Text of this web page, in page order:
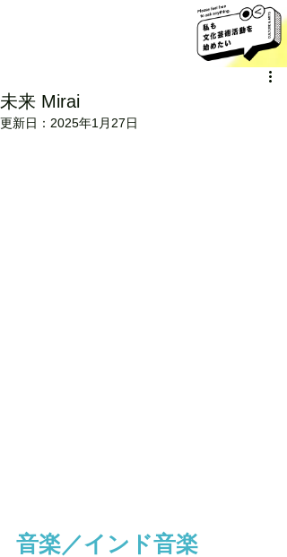
未来 Mirai
更新日： 2025年1月27日
音楽／インド音楽